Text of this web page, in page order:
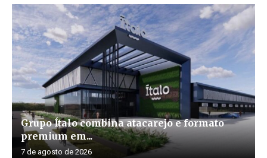
Grupo Ítalo combina atacarejo e formato
premium em...
7 de agosto de 2026